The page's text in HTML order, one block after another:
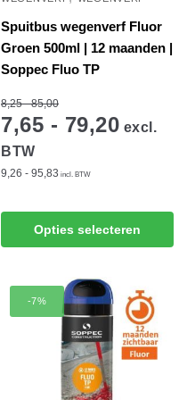
Spuitbus wegenverf Fluor
Groen 500ml | 12 maanden |
Soppec Fluo TP
8,25 - 85,00
7,65 - 79,20 excl.
BTW
9,26 - 95,83 incl. BTW
Opties selecteren
product
meerdere
variaties.
-7%